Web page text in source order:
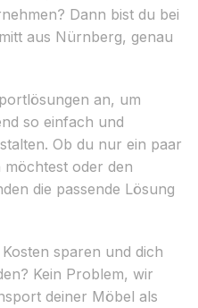
Dann bist du bei
aus Nürnberg, genau
an, um
so einfach und
Ob du nur ein paar
oder den
die passende Lösung
sparen und dich
Kein Problem, wir
deiner Möbel als